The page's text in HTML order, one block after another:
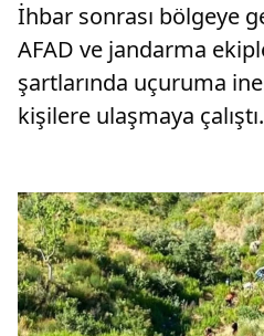
İhbar sonrası bölgeye
AFAD ve jandarma
şartlarında uçuruma
kişilere ulaşmaya çalıştı.